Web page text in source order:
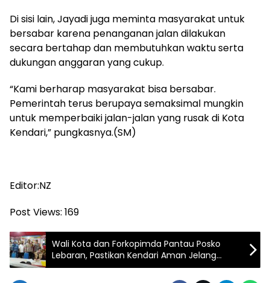
Di sisi lain, Jayadi juga meminta masyarakat untuk
bersabar karena penanganan jalan dilakukan
secara bertahap dan membutuhkan waktu serta
dukungan anggaran yang cukup.
“Kami berharap masyarakat bisa bersabar.
Pemerintah terus berupaya semaksimal mungkin
untuk memperbaiki jalan-jalan yang rusak di Kota
Kendari,” pungkasnya.(SM)
Editor:NZ
Post Views: 169
Wali Kota dan Forkopimda Pantau Posko
Lebaran, Pastikan Kendari Aman Jelang
Idulfitri